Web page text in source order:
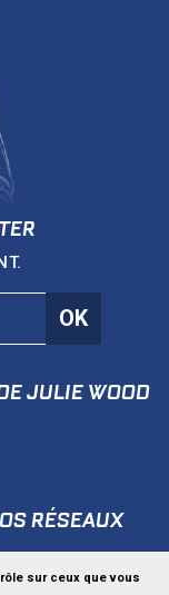
.
OK
JULIE WOOD
RÉSEAUX
sur ceux que vous